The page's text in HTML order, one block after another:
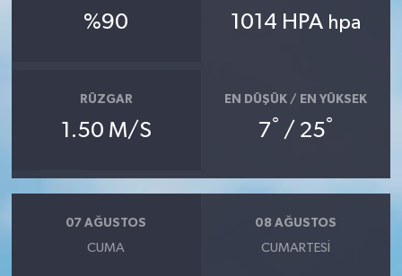
%90 1014 HPA hpa
RÜZGAR
1.50 M/S
EN DÜŞÜK / EN YÜKSEK
7° / 25°
07 AĞUSTOS
CUMA
08 AĞUSTOS
CUMARTESI